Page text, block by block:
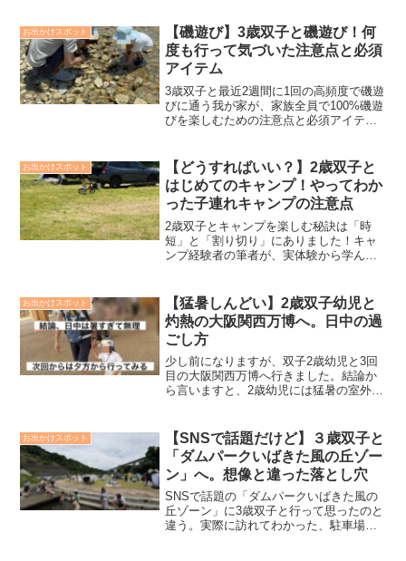
お出かけスポット
【磯遊び】3歳双子と磯遊び！何
度も行って気づいた注意点と必須
アイテム
3歳双子と最近2週間に1回の高頻度で磯遊
びに通う我が家が、家族全員で100%磯遊
びを楽しむための注意点と必須アイテム
します。
お出かけスポット
【どうすればいい？】2歳双子と
はじめてのキャンプ！やってわか
った子連れキャンプの注意点
2歳双子とキャンプを楽しむ秘訣は「時
短」と「割り切り」にありました！キャ
ンプ経験者の筆者が、実体験から学んだ
園より満足度が高い、大人も大満足なデ
イキャンプを紹介します。
お出かけスポット
【猛暑しんどい】2歳双子幼児と
灼熱の大阪関西万博へ。日中の過
ごし方
少し前になりますが、双子2歳幼児と3回
目の大阪関西万博へ行きました。結論か
ら言いますと、2歳幼児には猛暑の室外は
番暑い日中から行くなら、予約なしで過
ごす日中の過ごし方を紹介します。
お出かけスポット
【SNSで話題だけど】３歳双子と
「ダムパークいばきた風の丘ゾー
ン」へ。想像と違った落とし穴
SNSで話題の「ダムパークいばきた風の
丘ゾーン」に3歳双子と行って思ったのと
違う。実際に訪れてわかった、駐車場の